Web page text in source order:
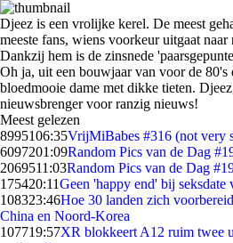
Djeez is een vrolijke kerel. De meest
meeste fans, wiens voorkeur uitgaat
Dankzij hem is de zinsnede
Oh ja, uit een bouwjaar van voor de 80's
bloedmooie dame met dikke tieten.
nieuwsbrenger voor ranzig nieuws!
Meest gelezen
8995106:35VrijMiBabes #316 (not very
6097201:09Random Pics van de Dag
2069511:03Random Pics van de Dag
175420:11Geen 'happy end' bij
108323:46Hoe 30 landen zich
China en Noord-Korea
107719:57XR blokkeert A12 ruim twee